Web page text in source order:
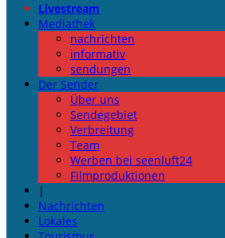
Livestream
Mediathek
nachrichten
informativ
sendungen
Der Sender
Über uns
Sendegebiet
Verbreitung
Team
Werben bei seenluft24
Filmproduktionen
|
Nachrichten
Lokales